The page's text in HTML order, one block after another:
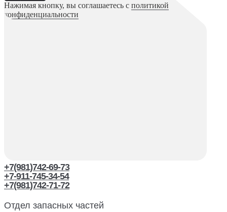
+7(981)742-69-73
+7-911-745-34-54
+7(981)742-71-72
Отдел запасных частей
Нажимая кнопку, вы соглашаетесь с политикой
конфиденциальности